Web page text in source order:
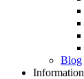
Blog
Information